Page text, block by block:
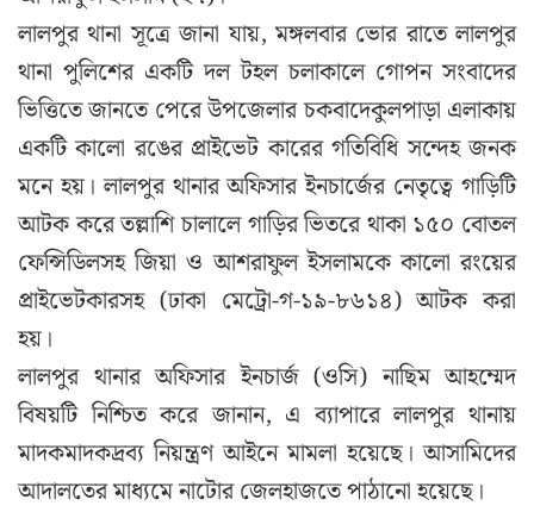
লালপুর থানা সূত্রে জানা যায়, মঙ্গলবার ভোর রাতে লালপুর
থানা পুলিশের একটি দল টহল চলাকালে গোপন সংবাদের
ভিত্তিতে জানতে পেরে উপজেলার চকবাদেকুলপাড়া এলাকায়
একটি কালো রঙের প্রাইভেট কারের গতিবিধি সন্দেহ জনক
মনে হয়। লালপুর থানার অফিসার ইনচার্জের নেতৃত্বে গাড়িটি
আটক করে তল্লাশি চালালে গাড়ির ভিতরে থাকা ১৫০ বোতল
ফেন্সিডিলসহ জিয়া ও আশরাফুল ইসলামকে কালো রংয়ের
প্রাইভেটকারসহ (ঢাকা মেট্রো-গ-১৯-৮৬১৪) আটক করা
হয়।
লালপুর থানার অফিসার ইনচার্জ (ওসি) নাছিম আহম্মেদ
বিষয়টি নিশ্চিত করে জানান, এ ব্যাপারে লালপুর থানায়
মাদকমাদকদ্রব্য নিয়ন্ত্রণ আইনে মামলা হয়েছে। আসামিদের
আদালতের মাধ্যমে নাটোর জেলহাজতে পাঠানো হয়েছে।